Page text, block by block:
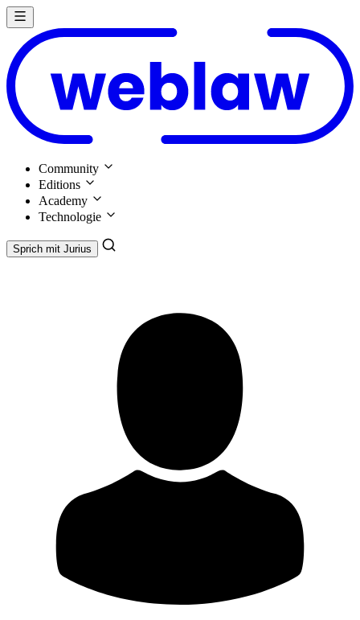
Community
Editions
Academy
Technologie
Sprich mit Jurius